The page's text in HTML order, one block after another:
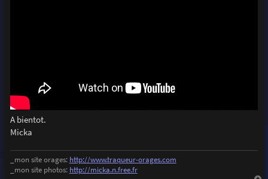
A bientot.
Micka
_mon site orages: http://www.traqueur-orages.com
_mon site photos: http://micka.n.free.fr